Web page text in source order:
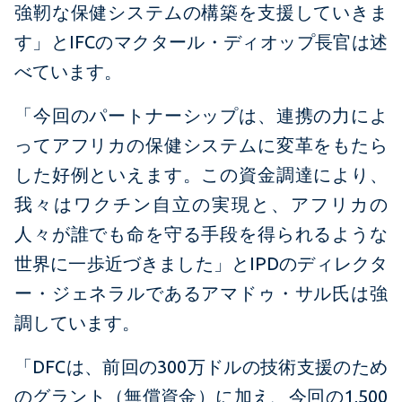
強靭な保健システムの構築を支援していきま
す」とIFCのマクタール・ディオップ長官は述
べています。
「今回のパートナーシップは、連携の力によ
ってアフリカの保健システムに変革をもたら
した好例といえます。この資金調達により、
我々はワクチン自立の実現と、アフリカの
人々が誰でも命を守る手段を得られるような
世界に一歩近づきました」とIPDのディレクタ
ー・ジェネラルであるアマドゥ・サル氏は強
調しています。
「DFCは、前回の300万ドルの技術支援のため
のグラント（無償資金）に加え、今回の1,500